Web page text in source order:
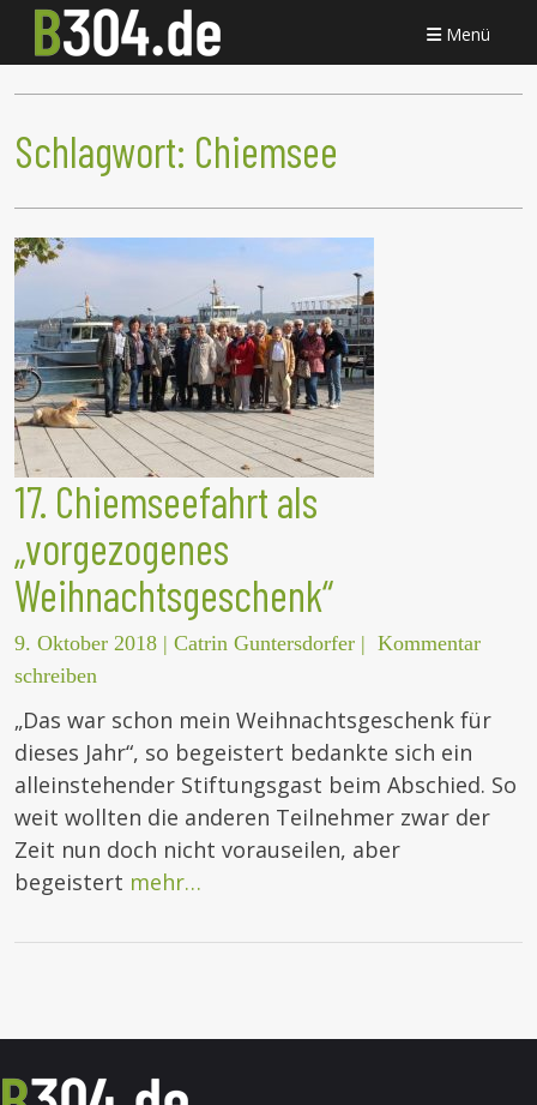
Menü
Schlagwort: Chiemsee
17. Chiemseefahrt als
„vorgezogenes
Weihnachtsgeschenk“
9. Oktober 2018 | Catrin Guntersdorfer | Kommentar
schreiben
„Das war schon mein Weihnachtsgeschenk für
dieses Jahr“, so begeistert bedankte sich ein
alleinstehender Stiftungsgast beim Abschied. So
weit wollten die anderen Teilnehmer zwar der
Zeit nun doch nicht vorauseilen, aber
begeistert mehr…